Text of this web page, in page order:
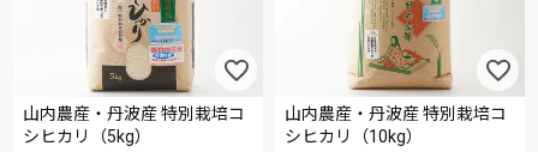
山内農産・丹波産 特別栽培コ
シヒカリ（5kg）
山内農産・丹波産 特別栽培コ
シヒカリ（10kg）